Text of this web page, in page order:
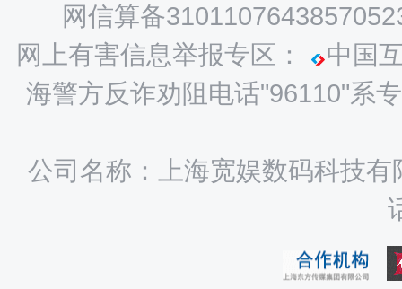
网信算备
网上有害信息举报专区：
中国
海警方反诈劝阻电话"96110"系
公司名称：上海宽娱数码科技有